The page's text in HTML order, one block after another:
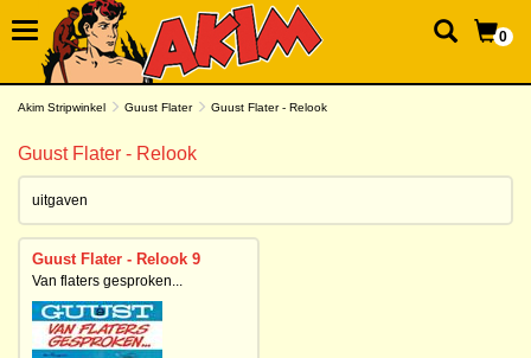
0
Akim Stripwinkel Guust Flater Guust Flater - Relook
Guust Flater - Relook
uitgaven
Guust Flater - Relook 9
Van flaters gesproken...